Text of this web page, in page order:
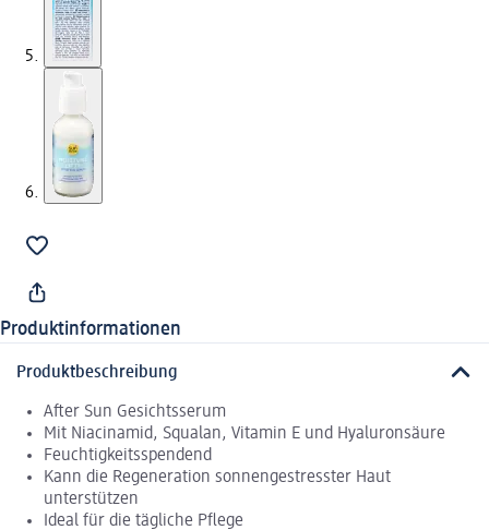
Produktinformationen
Produktbeschreibung
After Sun Gesichtsserum
Mit Niacinamid, Squalan, Vitamin E und Hyaluronsäure
Feuchtigkeitsspendend
Kann die Regeneration sonnengestresster Haut
unterstützen
Ideal für die tägliche Pflege